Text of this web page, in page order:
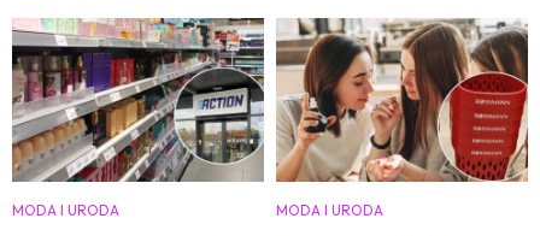
MODA I URODA MODA I URODA